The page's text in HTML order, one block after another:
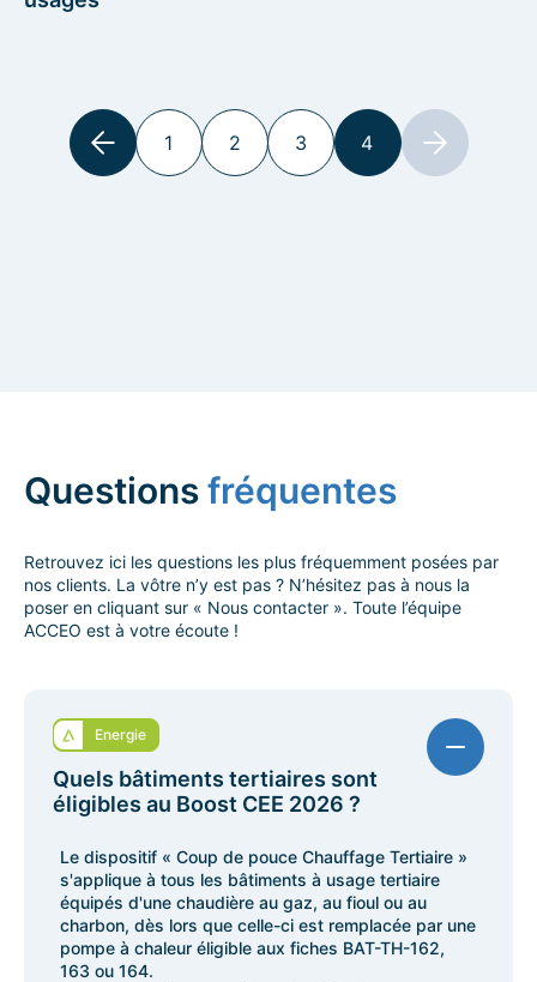
1 2 3 4
Questionsfréquentes
Retrouvez ici les questions les plus fréquemment posées par
nos clients. La vôtre n’y est pas ? N’hésitez pas à nous la
poser en cliquant sur « Nous contacter ». Toute l’équipe
ACCEO est à votre écoute !
Energie
Quels bâtiments tertiaires sont
éligibles au Boost CEE 2026 ?
Le dispositif « Coup de pouce Chauffage Tertiaire »
s'applique à tous les bâtiments à usage tertiaire
équipés d'une chaudière au gaz, au fioul ou au
charbon, dès lors que celle-ci est remplacée par une
pompe à chaleur éligible aux fiches BAT-TH-162,
163 ou 164.